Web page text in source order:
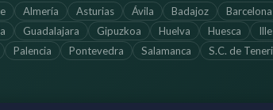
Almería Asturias Ávila Badajoz Barcelona
Guadalajara Gipuzkoa Huelva Huesca
Palencia Pontevedra Salamanca S.C. de